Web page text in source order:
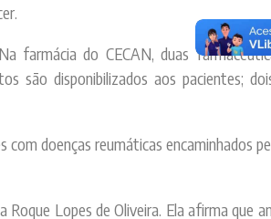
farmácia do CECAN, duas
são disponibilizados aos pacientes;
doenças reumáticas encaminhados
Lopes de Oliveira. Ela afirma que